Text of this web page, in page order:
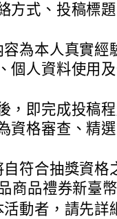
方式、投稿標
為本人真實經
個人資料使用
，即完成投稿
資格審查、精
符合抽獎資格
商品禮券新臺幣
動者，請先詳